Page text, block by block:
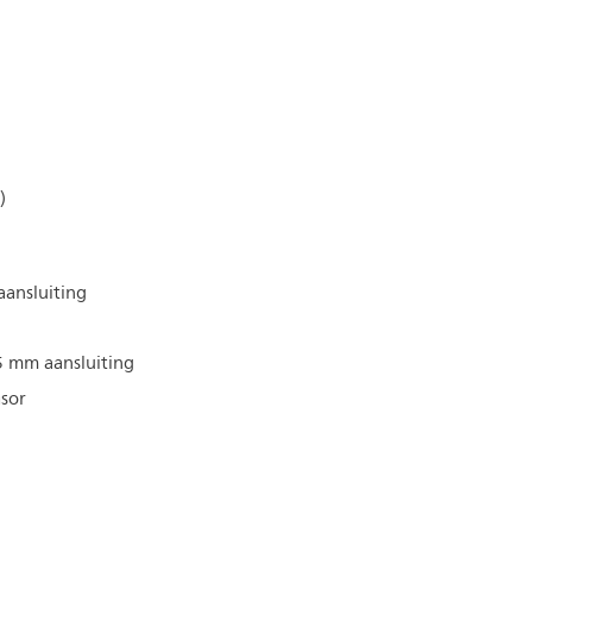
mm aansluiting